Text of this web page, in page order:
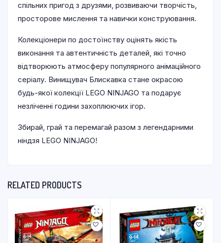
спільних пригод з друзями, розвиваючи творчість,
просторове мислення та навички конструювання.
Колекціонери по достоїнству оцінять якість
виконання та автентичність деталей, які точно
відтворюють атмосферу популярного анімаційного
серіалу. Винищувач Блискавка стане окрасою
будь-якої колекції LEGO NINJAGO та подарує
незліченні години захоплюючих ігор.
Збирай, грай та перемагай разом з легендарними
ніндзя LEGO NINJAGO!
RELATED PRODUCTS